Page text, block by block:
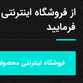
از فروشگاه
فرمایید
فروشگاه اینترنتی